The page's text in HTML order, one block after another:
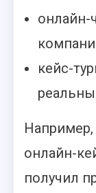
онлайн-
кейс-
онлайн-
получил